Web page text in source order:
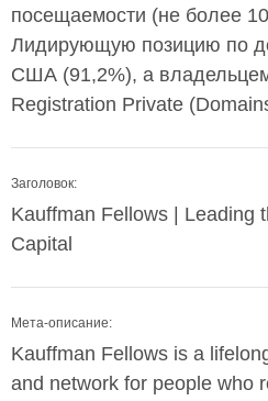
посещаемости (не более
Лидирующую позицию по
США (91,2%), а
Registration Private
Заголовок:
Kauffman Fellows | Leading
Capital
Мета-описание:
Kauffman Fellows is a
and network for people who